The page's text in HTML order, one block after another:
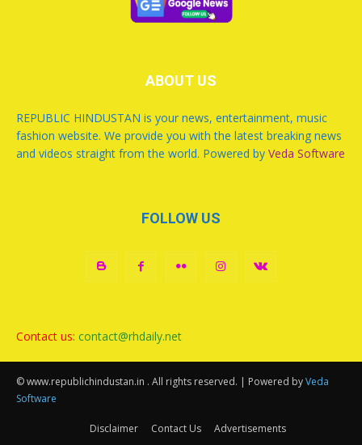
ABOUT US
REPUBLIC HINDUSTAN is your news, entertainment, music
fashion website. We provide you with the latest breaking news
and videos straight from the world. Powered by Veda Software
FOLLOW US
Contact us: contact@rhdaily.net
© www.republichindustan.in . All rights reserved. | Powered byVeda
Software
Disclaimer Contact Us Advertisements